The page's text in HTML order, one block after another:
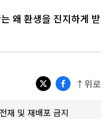
왜 환생을 진지하게 받
↑위로
및 재배포 금지